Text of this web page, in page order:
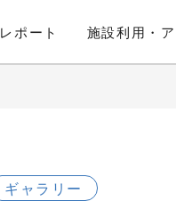
レポート 施設利用 ・
ギャラリー